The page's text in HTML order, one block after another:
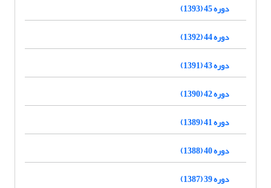
دوره 45 (1393)
دوره 44 (1392)
دوره 43 (1391)
دوره 42 (1390)
دوره 41 (1389)
دوره 40 (1388)
دوره 39 (1387)